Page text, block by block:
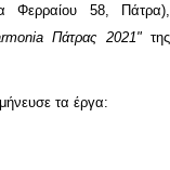
Φερραίου 58, Πάτρα),
Πάτρας 2021"της
τα έργα: